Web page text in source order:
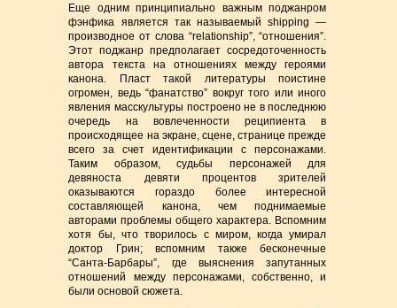
Еще одним принципиально важным поджанром
фэнфика является так называемый shipping —
производное от слова “relationship”, “отношения”.
Этот поджанр предполагает сосредоточенность
автора текста на отношениях между героями
канона. Пласт такой литературы поистине
огромен, ведь “фанатство” вокруг того или иного
явления масскультуры построено не в последнюю
очередь на вовлеченности реципиента в
происходящее на экране, сцене, странице прежде
всего за счет идентификации с персонажами.
Таким образом, судьбы персонажей для
девяноста девяти процентов зрителей
оказываются гораздо более интересной
составляющей канона, чем поднимаемые
авторами проблемы общего характера. Вспомним
хотя бы, что творилось с миром, когда умирал
доктор Грин; вспомним также бесконечные
“Санта-Барбары”, где выяснения запутанных
отношений между персонажами, собственно, и
были основой сюжета.